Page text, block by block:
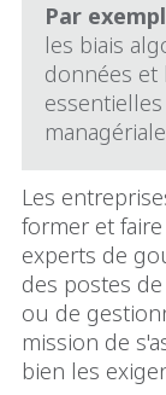
Par
les biais
données et
Les
former et
experts de
des postes
ou de
mission de
bien les